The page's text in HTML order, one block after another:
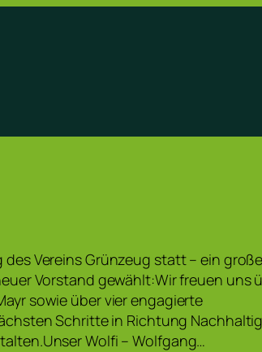
des Vereins Grünzeug statt – ein
Vorstand gewählt:Wir freuen uns
sowie über vier engagierte
Schritte in Richtung
Wolfi – Wolfgang…